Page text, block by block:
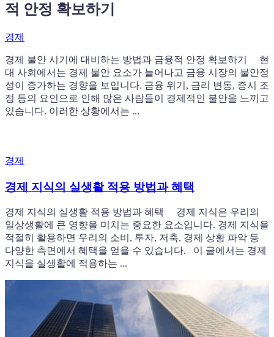
적 안정 확보하기
경제
경제 불안 시기에 대비하는 방법과 금융적 안정 확보하기 현
대 사회에서는 경제 불안 요소가 늘어나고 금융 시장의 불안정
성이 증가하는 경향을 보입니다. 금융 위기, 금리 변동, 증시 조
정 등의 요인으로 인해 많은 사람들이 경제적인 불안을 느끼고
있습니다. 이러한 상황에서는 ...
경제
경제 지식의 실생활 적용 방법과 혜택
경제 지식의 실생활 적용 방법과 혜택 경제 지식은 우리의
일상생활에 큰 영향을 미치는 중요한 요소입니다. 경제 지식을
적절히 활용하면 우리의 소비, 투자, 저축, 경제 상황 파악 등
다양한 측면에서 혜택을 얻을 수 있습니다. 이 글에서는 경제
지식을 실생활에 적용하는 ...